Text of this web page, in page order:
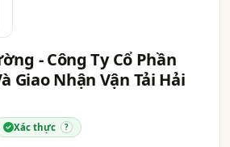
- Công Ty Cổ Phần
Giao Nhận Vận Tải Hải
Xác thực ?